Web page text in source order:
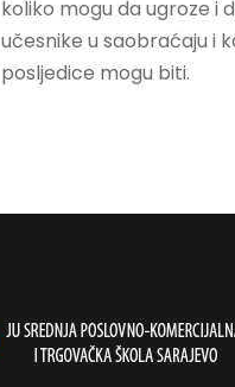
koliko mogu da ugroze i
učesnike u saobraćaju i
posljedice mogu biti.